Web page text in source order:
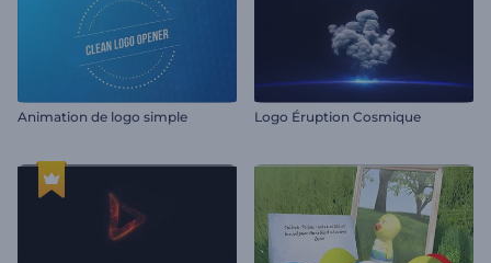
Animation de logo simple Logo Éruption Cosmique